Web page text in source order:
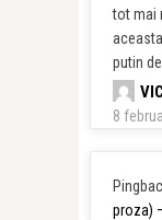
tot mai
putin
8
proza)